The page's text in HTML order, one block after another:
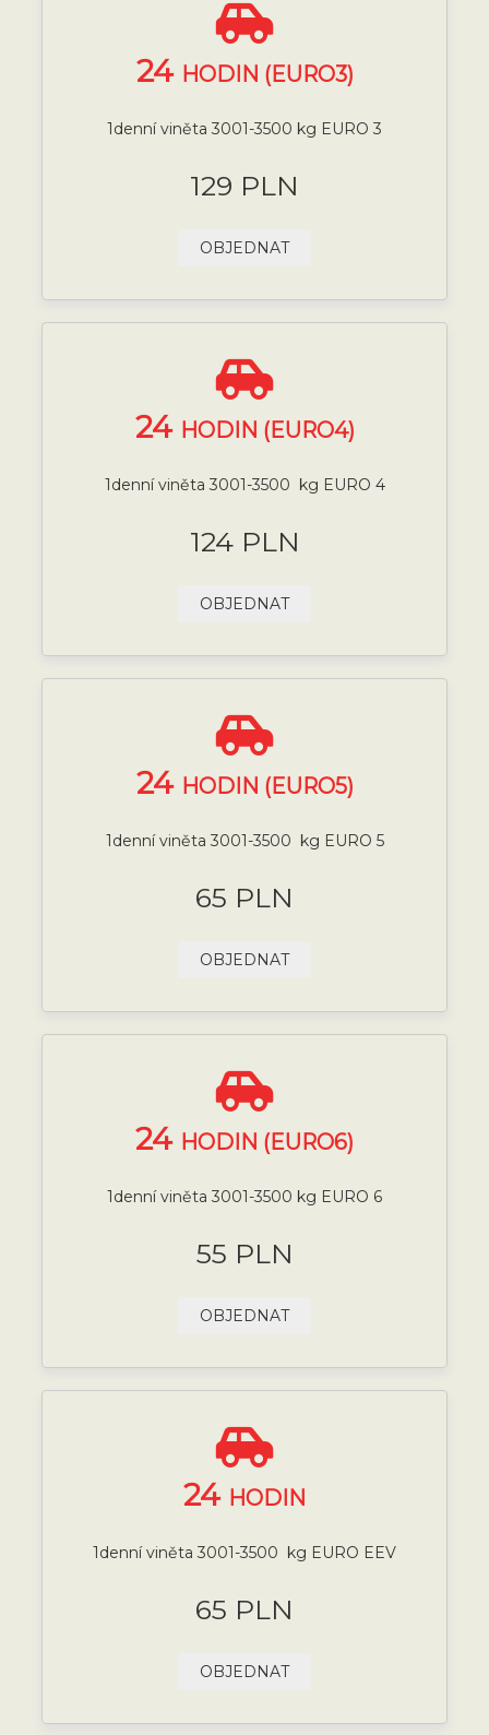
24 HODIN (EURO3)
1denní viněta 3001-3500 kg EURO 3
129 PLN
OBJEDNAT
24 HODIN (EURO4)
1denní viněta 3001-3500 kg EURO 4
124 PLN
OBJEDNAT
24 HODIN (EURO5)
1denní viněta 3001-3500 kg EURO 5
65 PLN
OBJEDNAT
24 HODIN (EURO6)
1denní viněta 3001-3500 kg EURO 6
55 PLN
OBJEDNAT
24 HODIN
1denní viněta 3001-3500 kg EURO EEV
65 PLN
OBJEDNAT